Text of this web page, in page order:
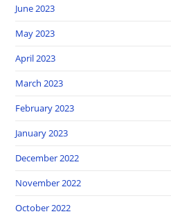
June 2023
May 2023
April 2023
March 2023
February 2023
January 2023
December 2022
November 2022
October 2022